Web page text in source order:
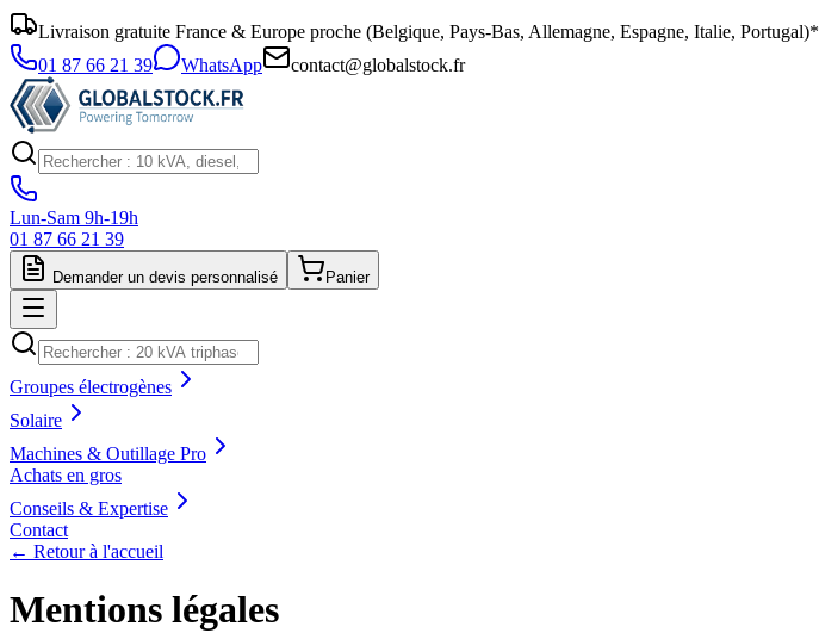
Livraison gratuite France & Europe proche (Belgique, Pays-Bas, Allemagne, Espagne, Italie, Portugal)*
01 87 66 21 39
WhatsApp contact@globalstock.fr
Lun-Sam 9h-19h
01 87 66 21 39
Demander un devis personnalisé Panier
Groupes électrogènes
Solaire
Machines & Outillage Pro
Achats en gros
Conseils & Expertise
Contact
← Retour à l'accueil
Mentions légales